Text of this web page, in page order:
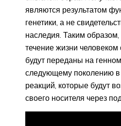
являются результатом
генетики, а не
наследия. Таким
течение жизни
будут переданы на
следующему поколению в
реакций, которые будут
своего носителя через